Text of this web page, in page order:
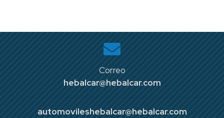
Correo
hebalcar@hebalcar.com
automovileshebalcar@hebalcar.com